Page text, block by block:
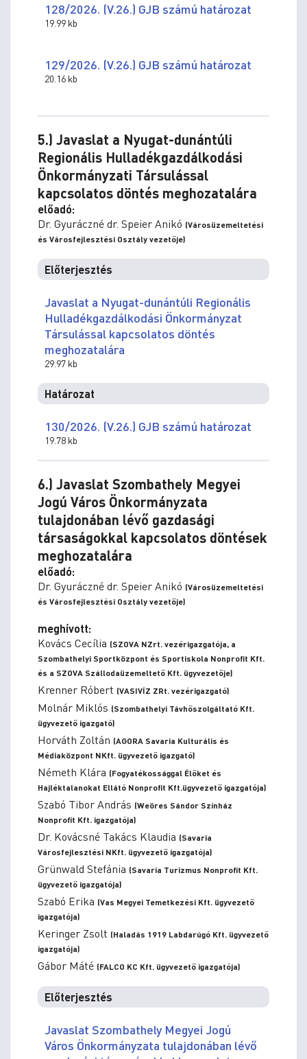
128/2026. (V.26.) GJB számú határozat
19.99 kb
129/2026. (V.26.) GJB számú határozat
20.16 kb
5.) Javaslat a Nyugat-dunántúli
Regionális Hulladékgazdálkodási
Önkormányzati Társulással
kapcsolatos döntés meghozatalára
előadó:
Dr. Gyuráczné dr. Speier Anikó (Városüzemeltetési
és Városfejlesztési Osztály vezetője)
Előterjesztés
Javaslat a Nyugat-dunántúli Regionális
Hulladékgazdálkodási Önkormányzat
Társulással kapcsolatos döntés
meghozatalára
29.97 kb
Határozat
130/2026. (V.26.) GJB számú határozat
19.78 kb
6.) Javaslat Szombathely Megyei
Jogú Város Önkormányzata
tulajdonában lévő gazdasági
társaságokkal kapcsolatos döntések
meghozatalára
előadó:
Dr. Gyuráczné dr. Speier Anikó (Városüzemeltetési
és Városfejlesztési Osztály vezetője)
meghívott:
Kovács Cecília (SZOVA NZrt. vezérigazgatója, a
Szombathelyi Sportközpont és Sportiskola Nonprofit Kft.
és a SZOVA Szállodaüzemeltető Kft. ügyvezetője)
Krenner Róbert (VASIVÍZ ZRt. vezérigazgató)
Molnár Miklós (Szombathelyi Távhőszolgáltató Kft.
ügyvezető igazgató)
Horváth Zoltán (AGORA Savaria Kulturális és
Médiaközpont NKft. ügyvezető igazgató)
Németh Klára (Fogyatékossággal Élőket és
Hajléktalanokat Ellátó Nonprofit Kft.ügyvezető igazgatója)
Szabó Tibor András (Weöres Sándor Színház
Nonprofit Kft. igazgatója)
Dr. Kovácsné Takács Klaudia (Savaria
Városfejlesztési NKft. ügyvezető igazgatója)
Grünwald Stefánia (Savaria Turizmus Nonprofit Kft.
ügyvezető igazgatója)
Szabó Erika (Vas Megyei Temetkezési Kft. ügyvezető
igazgatója)
Keringer Zsolt (Haladás 1919 Labdarúgó Kft. ügyvezető
igazgatója)
Gábor Máté (FALCO KC Kft. ügyvezető igazgatója)
Előterjesztés
Javaslat Szombathely Megyei Jogú
Város Önkormányzata tulajdonában lévő